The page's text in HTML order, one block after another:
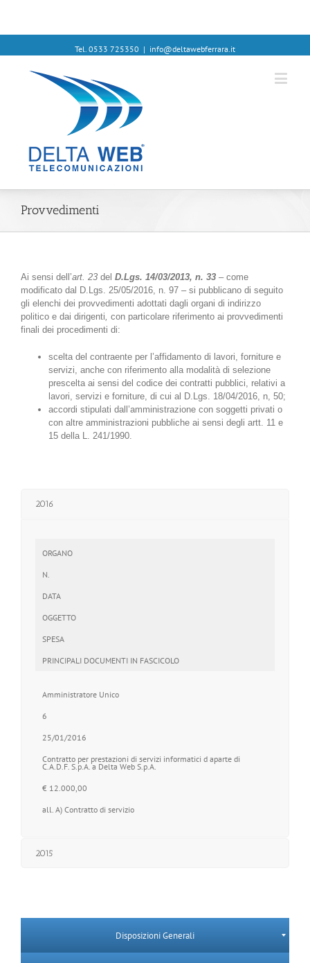
Tel. 0533 725350 | info@deltawebferrara.it
Provvedimenti
Ai sensi dell’art. 23 del D.Lgs. 14/03/2013, n. 33 – come
modificato dal D.Lgs. 25/05/2016, n. 97 – si pubblicano di seguito
gli elenchi dei provvedimenti adottati dagli organi di indirizzo
politico e dai dirigenti, con particolare riferimento ai provvedimenti
finali dei procedimenti di:
scelta del contraente per l’affidamento di lavori, forniture e
servizi, anche con riferimento alla modalità di selezione
prescelta ai sensi del codice dei contratti pubblici, relativi a
lavori, servizi e forniture, di cui al D.Lgs. 18/04/2016, n, 50;
accordi stipulati dall’amministrazione con soggetti privati o
con altre amministrazioni pubbliche ai sensi degli artt. 11 e
15 della L. 241/1990.
2016
ORGANO
N.
DATA
OGGETTO
SPESA
PRINCIPALI DOCUMENTI IN FASCICOLO
Amministratore Unico
6
25/01/2016
Contratto per prestazioni di servizi informatici d aparte di
C.A.D.F. S.p.A. a Delta Web S.p.A.
€ 12.000,00
all. A) Contratto di servizio
2015
Disposizioni Generali